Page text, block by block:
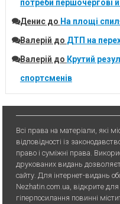
потреби першочергові
Денисдо На площі
Валерій до ДТП на
Валерій до Крутий
спортсменів
Всі права на матеріали, які
відповідності із
право і суміжні права.
друкованих видань
сайту. Для iнтернет-видань
Nezhatin.com.ua, відкрите
гіперпосилання повинні